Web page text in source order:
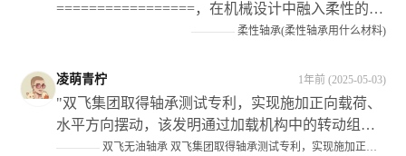
=================，在机械设计中融入柔性的理
念和技术手段已经成为当前的发展趋势之一；而在
愈发重要的角色。**它们不仅为机械设备提供了灵
活的转动和支撑作用**，还显著提升了设备的运行
效率和可靠性以及使用寿命等性能指标此外也为企
业带来了可观的经济效益和社会效益"
————柔性轴承(柔性轴承用什么材料)
凌萌青柠 1年前 (2025-05-03)
"双飞集团取得轴承测试专利，实现施加正向载荷、
水平方向摆动，该发明通过加载机构中的转动组件
调节了升降油缸在试验组上的位置关系；当对实验
———— 双飞无油轴承 双飞集团取得轴承测试专利，实现施加正向载荷，水平方向摆动，满足工况需求